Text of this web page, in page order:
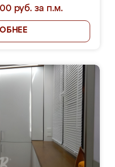
руб. за п.м.